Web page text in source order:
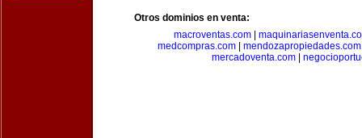
Otros dominios en venta:
macroventas.com
medcompras.com| mendozapropiedades.com
mercadoventa.com